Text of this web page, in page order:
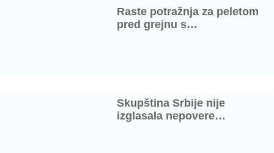
Raste potražnja za peletom
pred grejnu s…
Skupština Srbije nije
izglasala nepovere…